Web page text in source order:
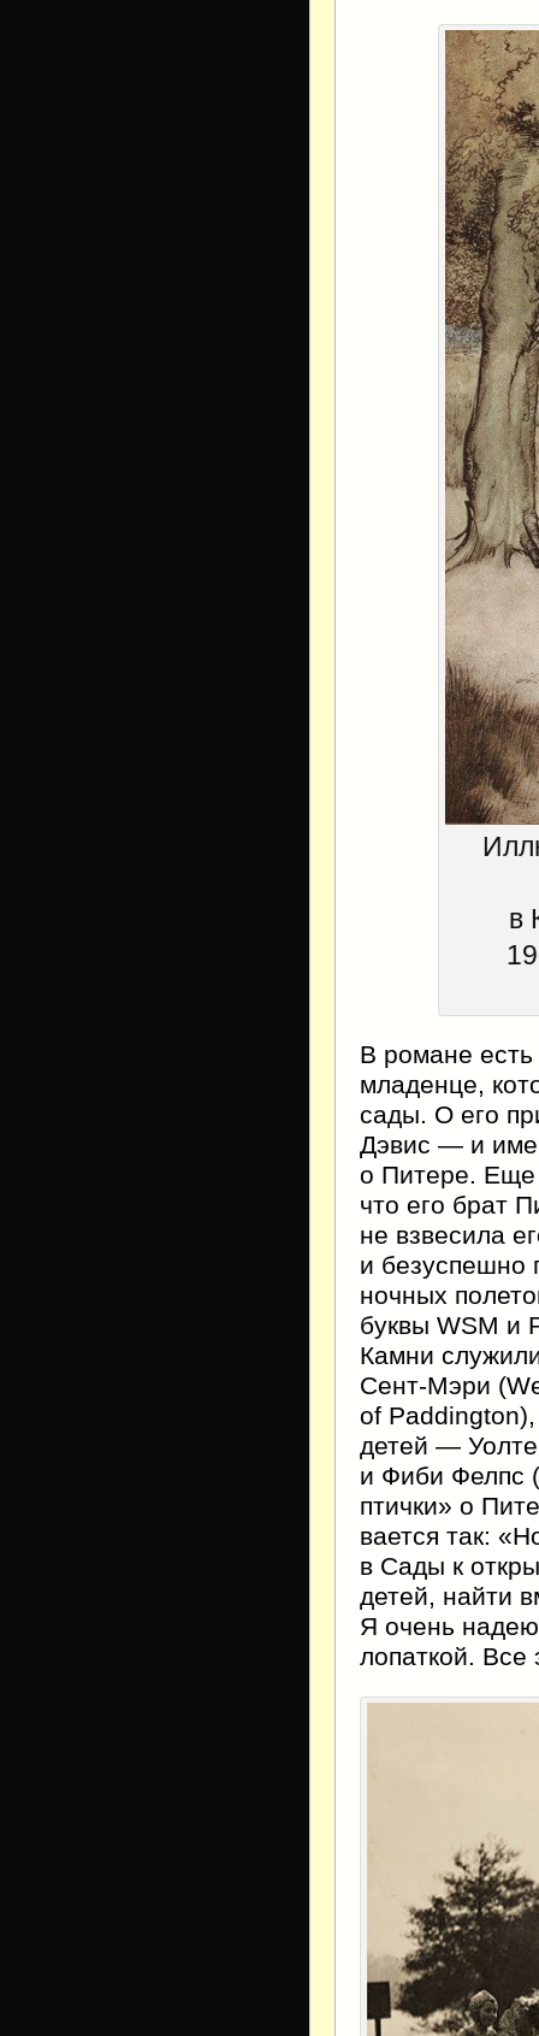
в
В романе
младенце,
сады. О его
Дэвис — и
о Питере. Еще
что его брат
не взвесила
и безуспешно
ночных
буквы WSM и
Камни
Сент-Мэри
of
детей —
и Фиби Фелпс
птички» о
вается так:
в Сады к
детей, найти
Я очень
лопат­кой. Все